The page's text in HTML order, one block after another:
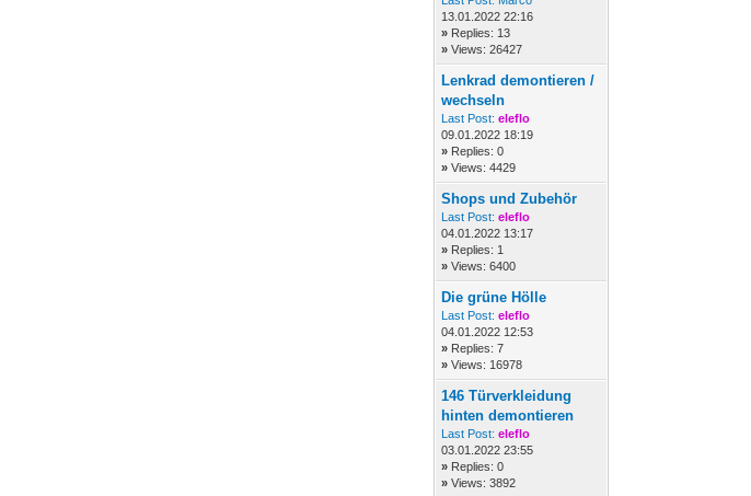
13.01.2022 22:16
» Replies: 13
»Views: 26427
Lenkrad demontieren /
wechseln
Last Post: eleflo
09.01.2022 18:19
» Replies: 0
»Views: 4429
Shops und Zubehör
Last Post: eleflo
04.01.2022 13:17
» Replies: 1
»Views: 6400
Die grüne Hölle
Last Post: eleflo
04.01.2022 12:53
» Replies: 7
»Views: 16978
146 Türverkleidung
hinten demontieren
Last Post: eleflo
03.01.2022 23:55
» Replies: 0
»Views: 3892